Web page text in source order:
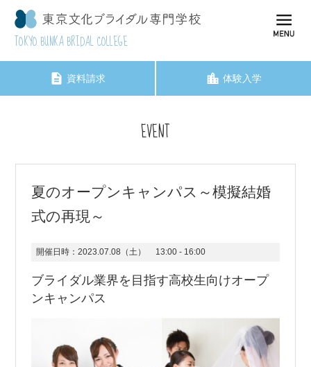
TOKYO BUNKA BRIDAL COLLEGE
資料請求 体験入学
EVENT
夏のオープンキャンパス～模擬結婚
式の再現～
開催日時： 2023.07.08（土） 13:00 - 16:00
ブライダル業界を目指す高校生向けオープ
ンキャンパス